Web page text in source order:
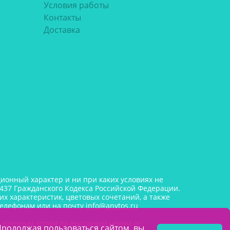
Условия работы
Контакты
Доставка
характер и ни при каких условиях не
Гражданского Кодекса Российской Федерации.
характеристик, цветовых сочетаний, а также
или на почтуinfo@anytos.ru
оптом по выгодным ценам от